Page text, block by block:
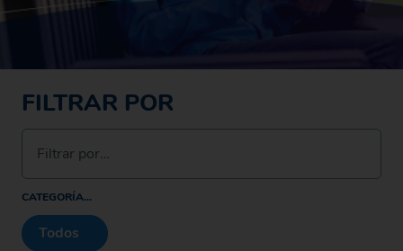
FILTRAR POR
Filtrar por…
CATEGORÍA...
Todos